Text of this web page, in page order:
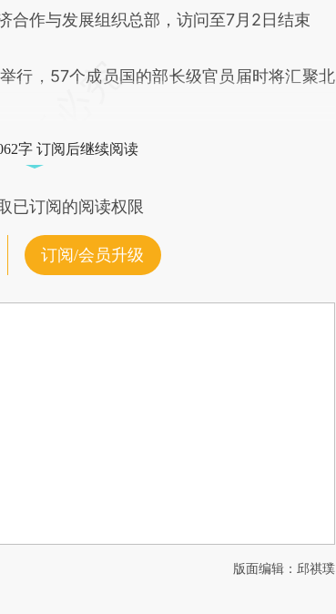
合作与发展组织总部，访问至7月2日结束
，57个成员国的部长级官员届时将汇聚北
字 订阅后继续阅读
已订阅的阅读权限
订阅/会员升级
版面编辑：邱祺璞